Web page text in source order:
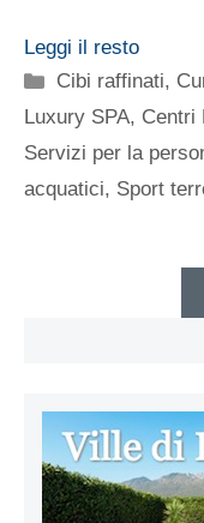
Leggi il resto
Categorie
Cibi raffinati,
Luxury SPA, Centri
Servizi per la
acquatici, Sport